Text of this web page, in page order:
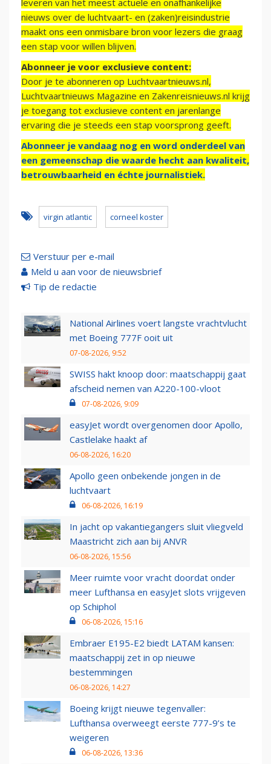
leveren van het meest actuele en onafhankelijke
nieuws over de luchtvaart- en (zaken)reisindustrie
maakt ons een onmisbare bron voor lezers die graag
een stap voor willen blijven.
Abonneer je voor exclusieve content:
Door je te abonneren op Luchtvaartnieuws.nl,
Luchtvaartnieuws Magazine en Zakenreisnieuws.nl krijg
je toegang tot exclusieve content en jarenlange
ervaring die je steeds een stap voorsprong geeft.
Abonneer je vandaag nog en word onderdeel van
een gemeenschap die waarde hecht aan kwaliteit,
betrouwbaarheid en échte journalistiek.
virgin atlantic corneel koster
Verstuur per e-mail
Meld u aan voor de nieuwsbrief
Tip de redactie
National Airlines voert langste vrachtvlucht
met Boeing 777F ooit uit
07-08-2026, 9:52
SWISS hakt knoop door: maatschappij gaat
afscheid nemen van A220-100-vloot
07-08-2026, 9:09
easyJet wordt overgenomen door Apollo,
Castlelake haakt af
06-08-2026, 16:20
Apollo geen onbekende jongen in de
luchtvaart
06-08-2026, 16:19
In jacht op vakantiegangers sluit vliegveld
Maastricht zich aan bij ANVR
06-08-2026, 15:56
Meer ruimte voor vracht doordat onder
meer Lufthansa en easyJet slots vrijgeven
op Schiphol
06-08-2026, 15:16
Embraer E195-E2 biedt LATAM kansen:
maatschappij zet in op nieuwe
bestemmingen
06-08-2026, 14:27
Boeing krijgt nieuwe tegenvaller:
Lufthansa overweegt eerste 777-9’s te
weigeren
06-08-2026, 13:36